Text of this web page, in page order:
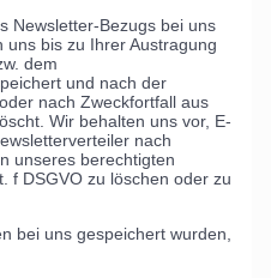
Newsletter-Bezugs bei uns
bis zu Ihrer Austragung
dem
und nach der
nach Zweckfortfall aus
Wir behalten uns vor, E-
nach
unseres berechtigten
f DSGVO zu löschen oder zu
bei uns gespeichert wurden,